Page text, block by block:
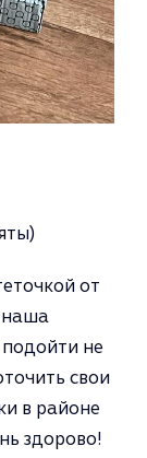
от
наша
не
свои
в районе
здорово!